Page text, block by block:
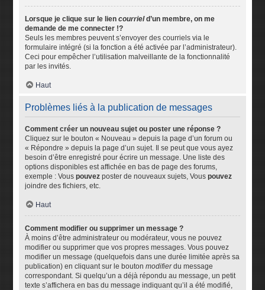
Lorsque je clique sur le liencourrield’un membre, on me
demande de me connecter !?
Seuls les membres peuvent s’envoyer des courriels via le
formulaire intégré (si la fonction a été activée par l’administrateur).
Ceci pour empêcher l’utilisation malveillante de la fonctionnalité
par les invités.
Haut
Problèmes liés à la publication de messages
Comment créer un nouveau sujet ou poster une réponse ?
Cliquez sur le bouton « Nouveau » depuis la page d’un forum ou
« Répondre » depuis la page d’un sujet. Il se peut que vous ayez
besoin d’être enregistré pour écrire un message. Une liste des
options disponibles est affichée en bas de page des forums,
exemple : Vouspouvez poster de nouveaux sujets, Vouspouvez
joindre des fichiers, etc.
Haut
Comment modifier ou supprimer un message ?
À moins d’être administrateur ou modérateur, vous ne pouvez
modifier ou supprimer que vos propres messages. Vous pouvez
modifier un message (quelquefois dans une durée limitée après sa
publication) en cliquant sur le boutonmodifierdu message
correspondant. Si quelqu’un a déjà répondu au message, un petit
texte s’affichera en bas du message indiquant qu’il a été modifié,